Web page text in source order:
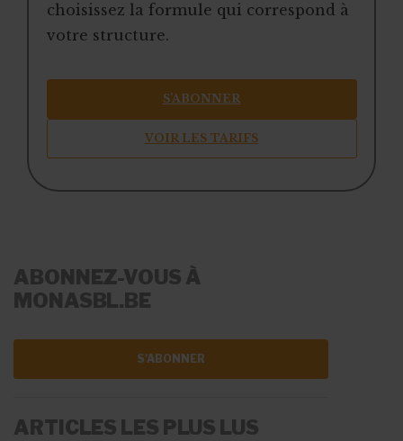
choisissez la formule qui correspond à
votre structure.
S’ABONNER
VOIR LES TARIFS
ABONNEZ-VOUS À
MONASBL.BE
S'ABONNER
ARTICLES LES PLUS LUS